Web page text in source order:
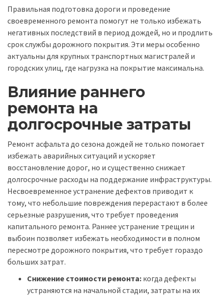
Правильная подготовка дороги и проведение
своевременного ремонта помогут не только избежать
негативных последствий в период дождей, но и продлить
срок службы дорожного покрытия. Эти меры особенно
актуальны для крупных транспортных магистралей и
городских улиц, где нагрузка на покрытие максимальна.
Влияние раннего
ремонта на
долгосрочные затраты
Ремонт асфальта до сезона дождей не только помогает
избежать аварийных ситуаций и ускоряет
восстановление дорог, но и существенно снижает
долгосрочные расходы на поддержание инфраструктуры.
Несвоевременное устранение дефектов приводит к
тому, что небольшие повреждения перерастают в более
серьезные разрушения, что требует проведения
капитального ремонта. Раннее устранение трещин и
выбоин позволяет избежать необходимости в полном
пересмотре дорожного покрытия, что требует гораздо
больших затрат.
Снижение стоимости ремонта: когда дефекты
устраняются на начальной стадии, затраты на их